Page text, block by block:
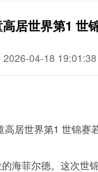
居世界第1 世
2026-04-18 19:01:38
海菲尔德。这次世